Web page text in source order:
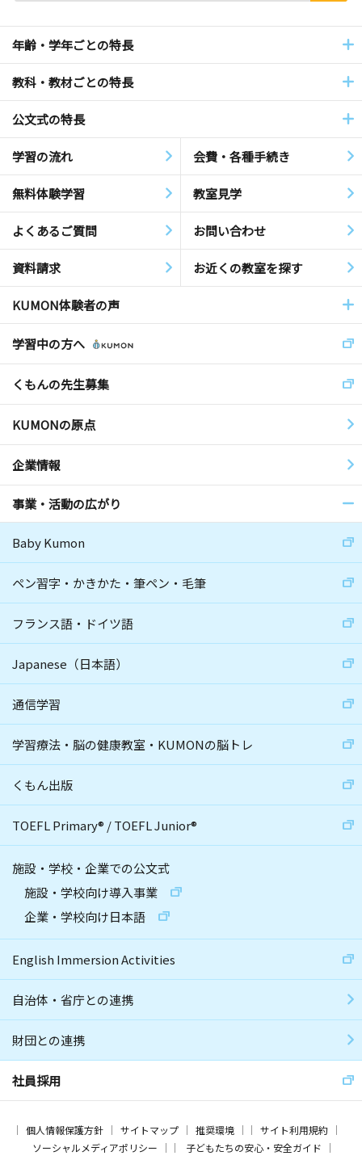
年齢・学年ごとの特長
教科・教材ごとの特長
公文式の特長
学習の流れ 会費・各種手続き
無料体験学習 教室見学
よくあるご質問 お問い合わせ
資料請求 お近くの教室を探す
KUMON体験者の声
学習中の方へ
くもんの先生募集
KUMONの原点
企業情報
事業・活動の広がり
Baby Kumon
ペン習字・かきかた・筆ペン・毛筆
フランス語・ドイツ語
Japanese（日本語）
通信学習
学習療法・脳の健康教室・KUMONの脳トレ
くもん出版
TOEFL Primary® /TOEFL Junior®
施設・学校・企業での公文式
施設・学校向け導入事業
企業・学校向け日本語
English Immersion Activities
自治体・省庁との連携
財団との連携
社員採用
個人情報保護方針 サイトマップ 推奨環境
サイト利用規約
ソーシャルメディアポリシー
子どもたちの安心・安全ガイド